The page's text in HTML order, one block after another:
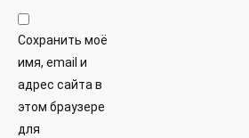
Сохранить моё
имя, email и
адрес сайта в
этом браузере
для